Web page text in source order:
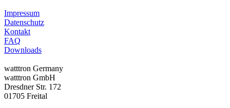
Impressum
Datenschutz
Kontakt
FAQ
Downloads
watttron Germany
watttron GmbH
Dresdner Str. 172
01705 Freital